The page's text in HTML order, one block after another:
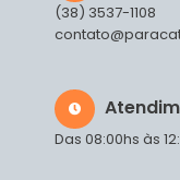
(38) 3537-1108
Das 08:00hs às